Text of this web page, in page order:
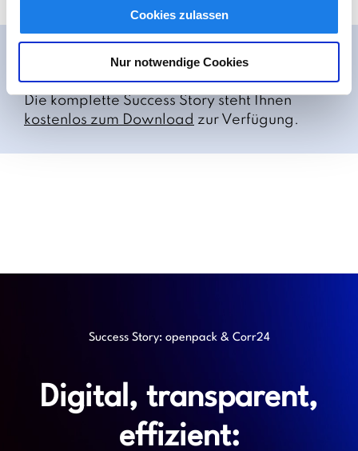
Cookies zulassen
Nur notwendige Cookies
Lesen Sie alle Details!
Die komplette Success Story steht Ihnen
kostenlos zum Download zur Verfügung.
Success Story: openpack & Corr24
Digital, transparent,
effizient: